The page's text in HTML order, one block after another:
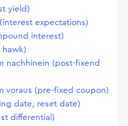
yield)
expectations)
interest)
hawk)
nachhinein (post-fixend
voraus (pre-fixed coupon)
date, reset date)
differential)